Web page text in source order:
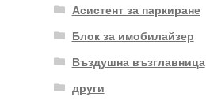
Асистент за паркиране
Блок за имобилайзер
Въздушна възглавница
други